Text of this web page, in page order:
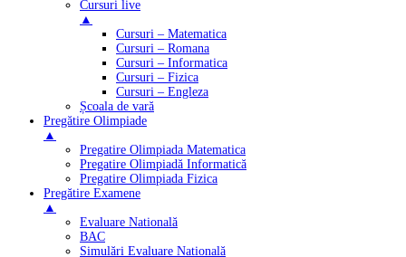
Cursuri live
▲
Cursuri – Matematica
Cursuri – Romana
Cursuri – Informatica
Cursuri – Fizica
Cursuri – Engleza
Școala de vară
Pregătire Olimpiade
▲
Pregatire Olimpiada Matematica
Pregatire Olimpiadă Informatică
Pregatire Olimpiada Fizica
Pregătire Examene
▲
Evaluare Natională
BAC
Simulări Evaluare Natională